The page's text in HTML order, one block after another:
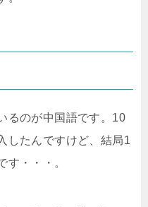
るのが中国語です。10
したんですけど、結局1
す・・・。